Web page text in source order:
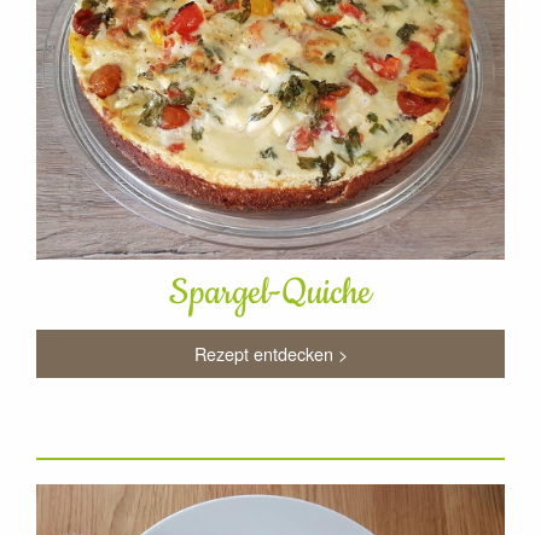
Spargel-Quiche
Rezept entdecken >